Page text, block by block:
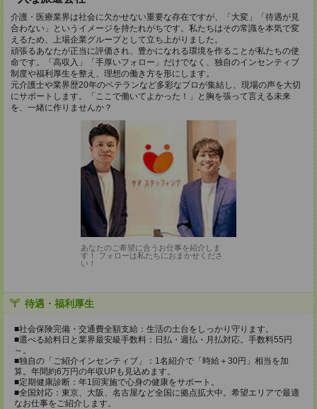
介護・医療業界は社会に欠かせない重要な存在ですが、「大変」「待遇が見
合わない」というイメージを持たれがちです。私たちはその常識を本気で変
えるため、上場企業グループとして立ち上がりました。
頑張るあなたが正当に評価され、豊かになれる環境を作ることが私たちの使
命です。「高収入」「手厚いフォロー」だけでなく、独自のインセンティブ
制度や福利厚生を整え、理想の働き方を形にします。
元介護士や業界歴20年のベテランなど多彩なプロが集結し、現場の声を大切
にサポートします。「ここで働いてよかった！」と胸を張って言える未来
を、一緒に作りませんか？
あなたのご希望に合うお仕事を紹介しま
す！ フォローは私たちにおまかせくださ
い！
待遇・福利厚生
■社会保険完備・交通費全額支給：生活の土台をしっかり守ります。
■選べる給料日と業界最安級手数料：日払・週払・月払対応。手数料55円
～。
■独自の「ご紹介インセンティブ」：1名紹介で「時給＋30円」相当を加
算。年間約6万円の年収UPも見込めます。
■定期健康診断：年1回実施で心身の健康をサポート。
■全国対応：東京、大阪、名古屋など全国に拠点拡大中。希望エリアで最適
なお仕事をご紹介します。